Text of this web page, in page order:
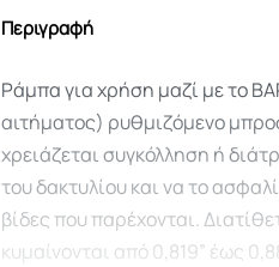
Περιγραφή
Ράμπα για χρήση μαζί με το
αιτήματος) ρυθμιζόμενο
χρειάζεται συγκόλληση ή
του δακτυλίου και να το
βίδες που παρέχονται.
κυμαίνονται από 0,819” έως